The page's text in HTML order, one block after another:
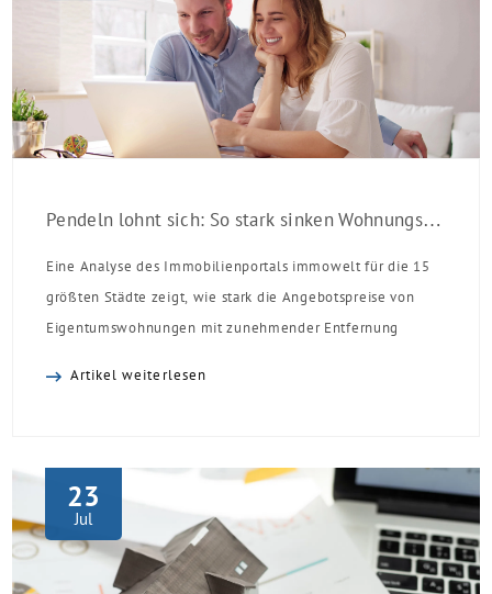
Pendeln lohnt sich: So stark sinken Wohnungspreise im Umland
Eine Analyse des Immobilienportals immowelt für die 15
größten Städte zeigt, wie stark die Angebotspreise von
Eigentumswohnungen mit zunehmender Entfernung
Artikel weiterlesen
23
Jul